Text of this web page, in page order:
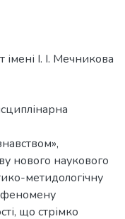
І. І. Мечникова
нового наукового
метидологічну
феномену
що стрімко